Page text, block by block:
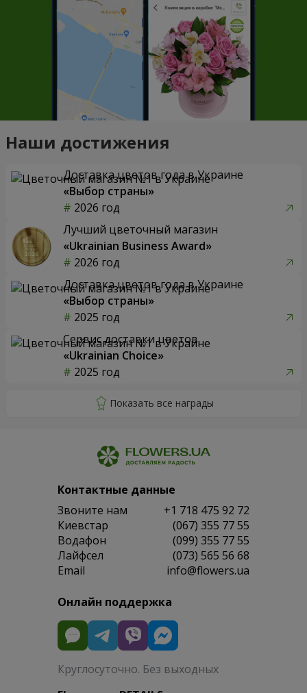
Наши достижения
Доставка цветов года в Украине
«Выбор страны»
2026 год
Лучший цветочный магазин
«Ukrainian Business Award»
2026 год
Доставка цветов года в Украине
«Выбор страны»
2025 год
Сервис доставки цветов
«Ukrainian Choice»
2025 год
Контактные данные
Звоните нам
+1 718 475 92 72
Киевстар
(067) 355 77 55
Водафон
(099) 355 77 55
Лайфсел
(073) 565 56 68
Email
info@flowers.ua
Онлайн поддержка
Круглосуточно. Без выходных